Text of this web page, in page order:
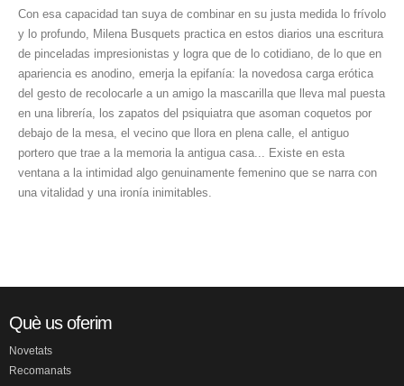
Con esa capacidad tan suya de combinar en su justa medida lo frívolo
y lo profundo, Milena Busquets practica en estos diarios una escritura
de pinceladas impresionistas y logra que de lo cotidiano, de lo que en
apariencia es anodino, emerja la epifanía: la novedosa carga erótica
del gesto de recolocarle a un amigo la mascarilla que lleva mal puesta
en una librería, los zapatos del psiquiatra que asoman coquetos por
debajo de la mesa, el vecino que llora en plena calle, el antiguo
portero que trae a la memoria la antigua casa... Existe en esta
ventana a la intimidad algo genuinamente femenino que se narra con
una vitalidad y una ironía inimitables.
Què us oferim
Novetats
Recomanats